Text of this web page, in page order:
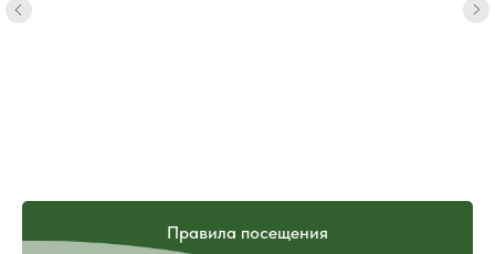
Правила посещения